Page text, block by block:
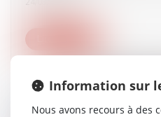
Information sur
Nous avons recours à des